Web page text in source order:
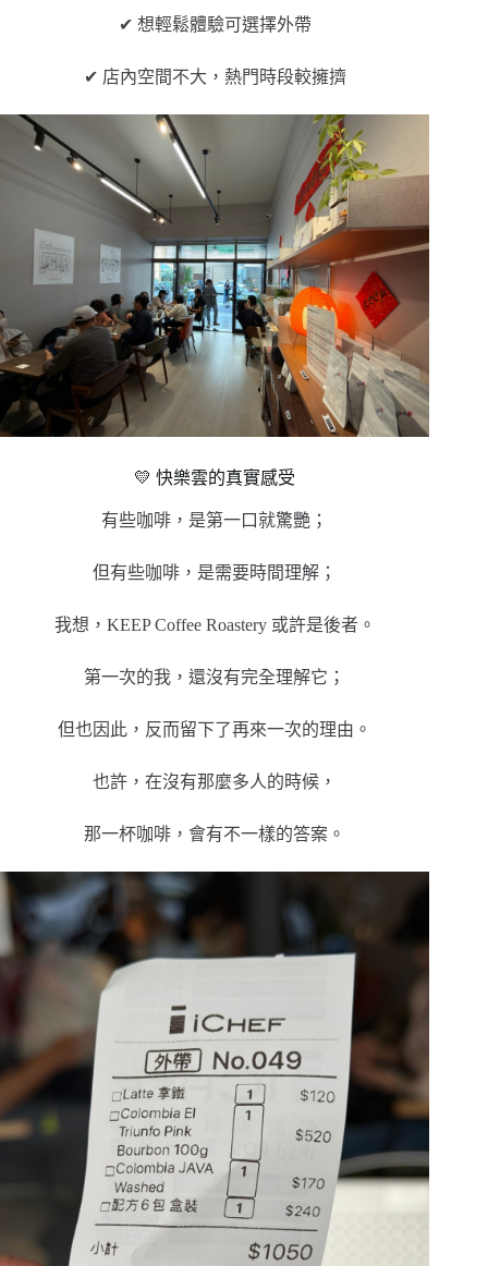
✔ 想輕鬆體驗可選擇外帶
✔ 店內空間不大，熱門時段較擁擠
💛 快樂雲的真實感受
有些咖啡，是第一口就驚艷；
但有些咖啡，是需要時間理解；
我想，KEEP Coffee Roastery 或許是後者。
第一次的我，還沒有完全理解它；
但也因此，反而留下了再來一次的理由。
也許，在沒有那麼多人的時候，
那一杯咖啡，會有不一樣的答案。